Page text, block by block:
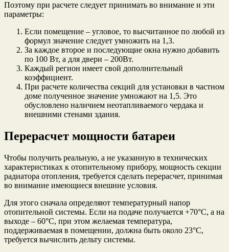
Поэтому при расчете следует принимать во внимание и эти
параметры:
Если помещение – угловое, то высчитанное по любой из
формул значение следует умножить на 1,3.
За каждое второе и последующие окна нужно добавить
по 100 Вт, а для двери – 200Вт.
Каждый регион имеет свой дополнительный
коэффициент.
При расчете количества секций для установки в частном
доме полученное значение умножают на 1,5. Это
обусловлено наличием неотапливаемого чердака и
внешними стенами здания.
Перерасчет мощности батареи
Чтобы получить реальную, а не указанную в технических
характеристиках к отопительному прибору, мощность секции
радиатора отопления, требуется сделать перерасчет, принимая
во внимание имеющиеся внешние условия.
Для этого сначала определяют температурный напор
отопительной системы. Если на подаче получается +70°С, а на
выходе – 60°С, при этом желаемая температура,
поддерживаемая в помещении, должна быть около 23°С,
требуется вычислить дельту системы.